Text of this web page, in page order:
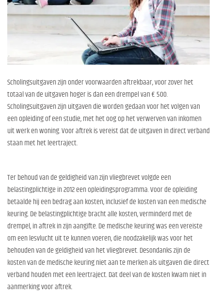
Scholingsuitgaven zijn onder voorwaarden aftrekbaar, voor zover het
totaal van de uitgaven hoger is dan een drempel van € 500.
Scholingsuitgaven zijn uitgaven die worden gedaan voor het volgen van
een opleiding of een studie, met het oog op het verwerven van inkomen
uit werk en woning. Voor aftrek is vereist dat de uitgaven in direct verband
staan met het leertraject.
Ter behoud van de geldigheid van zijn vliegbrevet volgde een
belastingplichtige in 2012 een opleidingsprogramma. Voor de opleiding
betaalde hij een bedrag aan kosten, inclusief de kosten van een medische
keuring. De belastingplichtige bracht alle kosten, verminderd met de
drempel, in aftrek in zijn aangifte. De medische keuring was een vereiste
om een lesvlucht uit te kunnen voeren, die noodzakelijk was voor het
behouden van de geldigheid van het vliegbrevet. Desondanks zijn de
kosten van de medische keuring niet aan te merken als uitgaven die direct
verband houden met een leertraject. Dat deel van de kosten kwam niet in
aanmerking voor aftrek.